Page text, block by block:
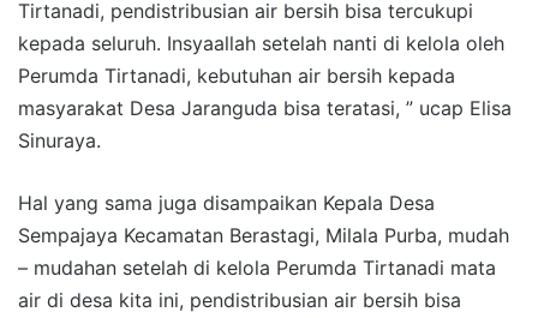
Tirtanadi, pendistribusian air bersih bisa tercukupi
kepada seluruh. Insyaallah setelah nanti di kelola oleh
Perumda Tirtanadi, kebutuhan air bersih kepada
masyarakat Desa Jaranguda bisa teratasi, ” ucap Elisa
Sinuraya.
Hal yang sama juga disampaikan Kepala Desa
Sempajaya Kecamatan Berastagi, Milala Purba, mudah
– mudahan setelah di kelola Perumda Tirtanadi mata
air di desa kita ini, pendistribusian air bersih bisa